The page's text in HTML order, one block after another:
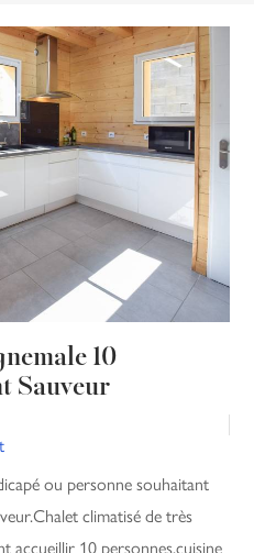
10
Sauveur
ou personne souhaitant
climatisé de très
accueillir 10 personnes.cuisine